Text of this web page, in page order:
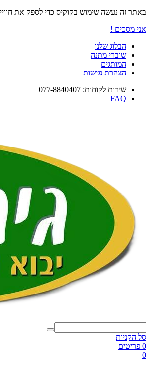
באתר זה נעשה שימוש בקוקיס כדי לספק את
אני מסכים !
הבלוג שלנו
שוברי מתנה
המותגים
הצהרת נגישות
שירות לקוחות: 077-8840407
FAQ
סל הקניות
0 פריטים
0